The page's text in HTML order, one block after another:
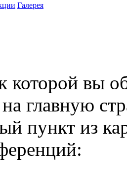
Галерея
которой вы
главную
пункт из